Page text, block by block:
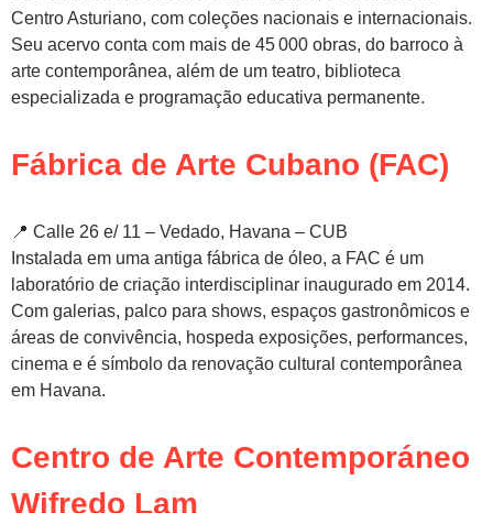
Centro Asturiano, com coleções nacionais e internacionais.
Seu acervo conta com mais de 45 000 obras, do barroco à
arte contemporânea, além de um teatro, biblioteca
especializada e programação educativa permanente.
Fábrica de Arte Cubano (FAC)
📍 Calle 26 e/ 11 – Vedado, Havana – CUB
Instalada em uma antiga fábrica de óleo, a FAC é um
laboratório de criação interdisciplinar inaugurado em 2014.
Com galerias, palco para shows, espaços gastronômicos e
áreas de convivência, hospeda exposições, performances,
cinema e é símbolo da renovação cultural contemporânea
em Havana.
Centro de Arte Contemporáneo
Wifredo Lam